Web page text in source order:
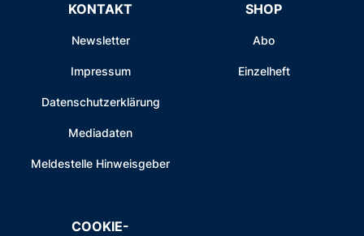
KONTAKT
Newsletter
Impressum
Datenschutzerklärung
Mediadaten
Meldestelle Hinweisgeber
SHOP
Abo
Einzelheft
COOKIE-